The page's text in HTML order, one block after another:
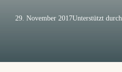
29. November 2017Unterstützt